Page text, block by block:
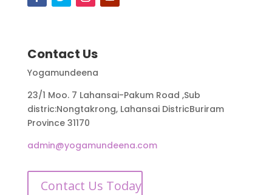
Contact Us
Yogamundeena
23/1 Moo. 7 Lahansai-Pakum Road ,Sub
distric:Nongtakrong, Lahansai DistricBuriram
Province 31170
admin@yogamundeena.com
Contact Us Today